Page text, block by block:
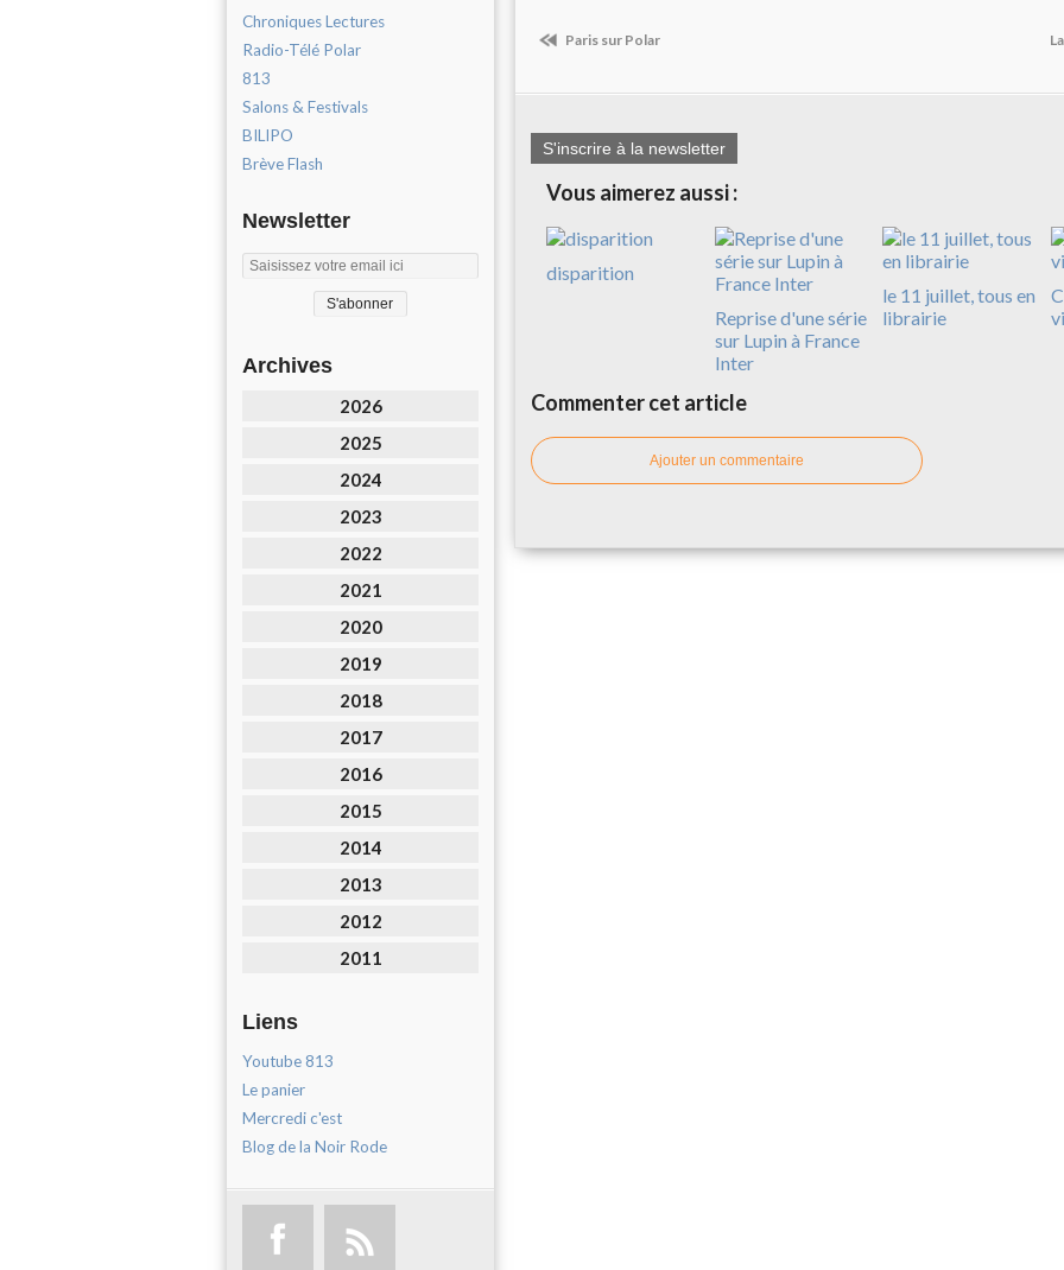
Chroniques Lectures
Radio-Télé Polar
813
Salons & Festivals
BILIPO
Brève Flash
Newsletter
Archives
2026
2025
2024
2023
2022
2021
2020
2019
2018
2017
2016
2015
2014
2013
2012
2011
Liens
Youtube 813
Le panier
Mercredi c'est
Blog de la Noir Rode
Paris sur Polar
S'inscrire à la newsletter
Vous aimerez aussi :
disparition
Reprise d'une série
sur Lupin à France
Inter
le 11 juillet, tous en
librairie
Commenter cet article
Ajouter un commentaire